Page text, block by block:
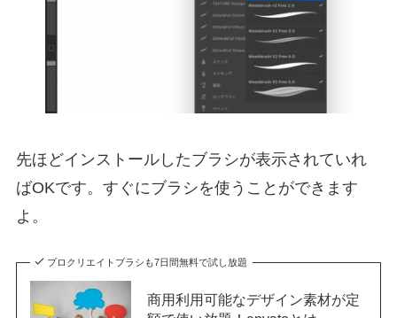
先ほどインストールしたブラシが表示されていれ
ばOKです。すぐにブラシを使うことができます
よ。
プロクリエイトブラシも7日間無料で試し放題
商用利用可能なデザイン素材が定